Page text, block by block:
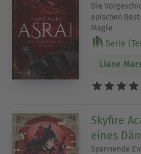
Die
epischen
Magie
Serie
Liane
Skyfire
eines
Spannende